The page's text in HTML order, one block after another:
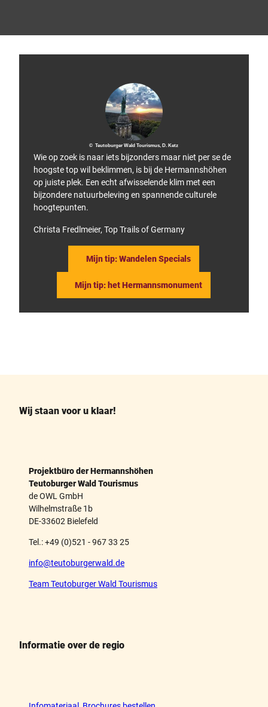
© Teutoburger Wald Tourismus, D. Ketz
Wie op zoek is naar iets bijzonders maar niet per se de
hoogste top wil beklimmen, is bij de Hermannshöhen
op juiste plek. Een echt afwisselende klim met een
bijzondere natuurbeleving en spannende culturele
hoogtepunten.
Christa Fredlmeier, Top Trails of Germany
Mijn tip: Wandelen Specials
Mijn tip: het Hermannsmonument
e
k
t
Wij staan voor u klaar!
Projektbüro der Hermannshöhen
Teutoburger Wald Tourismus
de OWL GmbH
Wilhelmstraße 1b
DE-33602 Bielefeld
Tel.: +49 (0)521 - 967 33 25
info@teutoburgerwald.de
Team Teutoburger Wald Tourismus
Informatie over de regio